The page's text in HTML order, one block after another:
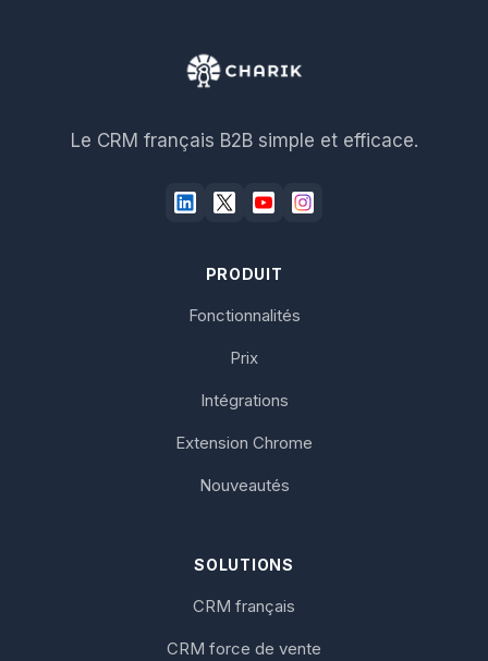
Le CRM français B2B simple et efficace.
PRODUIT
Fonctionnalités
Prix
Intégrations
Extension Chrome
Nouveautés
SOLUTIONS
CRM français
CRM force de vente